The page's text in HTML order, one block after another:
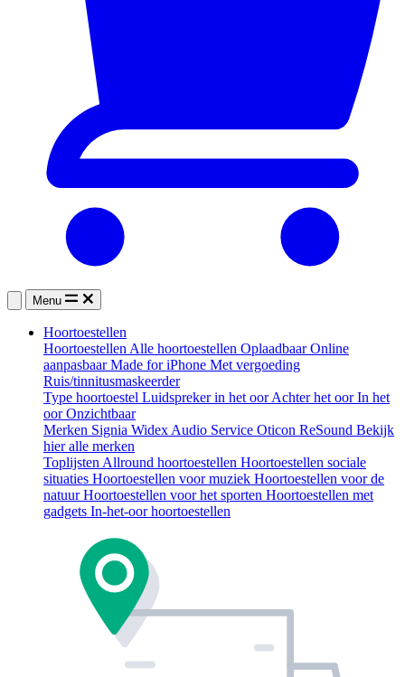
Menu
Hoortoestellen
HoortoestellenAlle hoortoestellen OplaadbaarOnline
aanpasbaarMade for iPhone Met vergoeding
Ruis/tinnitusmaskeerder
Type hoortoestel Luidspreker in het oorAchter het oorIn het
oorOnzichtbaar
Merken Signia WidexAudio Service Oticon ReSound Bekijk
hier alle merken
ToplijstenAllround hoortoestellen Hoortoestellen sociale
situaties Hoortoestellen voor muziek Hoortoestellen voor de
natuurHoortoestellen voor het sporten Hoortoestellen met
gadgets In-het-oor hoortoestellen